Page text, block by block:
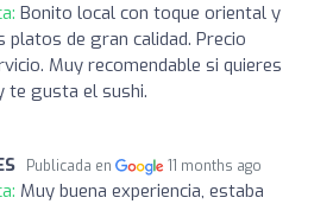
Bonito local con toque oriental y
platos de gran calidad. Precio
Muy recomendable si quieres
te gusta el sushi.
Publicada en 11 months ago
Muy buena experiencia, estaba